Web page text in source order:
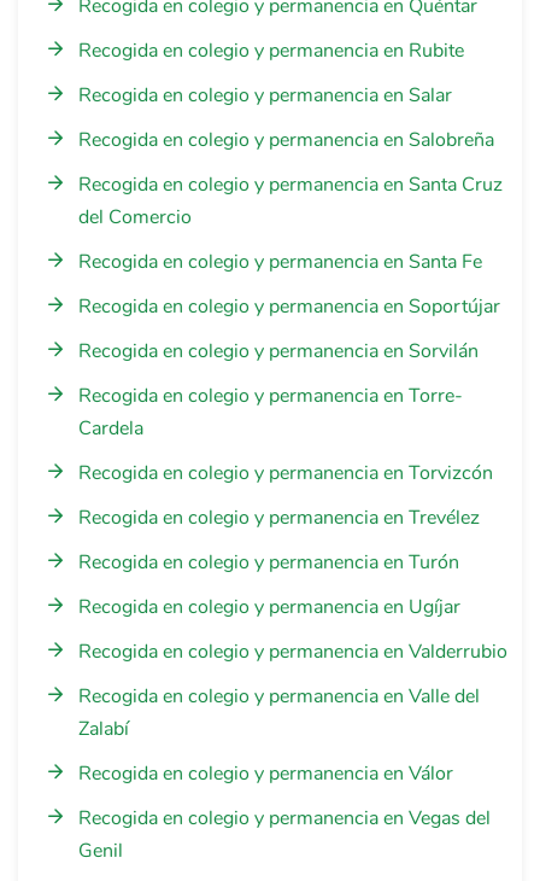
Recogida en colegio y permanencia en Quéntar
Recogida en colegio y permanencia en Rubite
Recogida en colegio y permanencia en Salar
Recogida en colegio y permanencia en Salobreña
Recogida en colegio y permanencia en Santa Cruz
del Comercio
Recogida en colegio y permanencia en Santa Fe
Recogida en colegio y permanencia en Soportújar
Recogida en colegio y permanencia en Sorvilán
Recogida en colegio y permanencia en Torre-
Cardela
Recogida en colegio y permanencia en Torvizcón
Recogida en colegio y permanencia en Trevélez
Recogida en colegio y permanencia en Turón
Recogida en colegio y permanencia en Ugíjar
Recogida en colegio y permanencia en Valderrubio
Recogida en colegio y permanencia en Valle del
Zalabí
Recogida en colegio y permanencia en Válor
Recogida en colegio y permanencia en Vegas del
Genil